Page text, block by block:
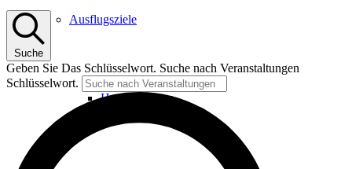
Ausflugsziele
Hardtbergturm
Suche
Geben Sie Das Schlüsselwort. Suche nach Veranstaltungen
Schlüsselwort.